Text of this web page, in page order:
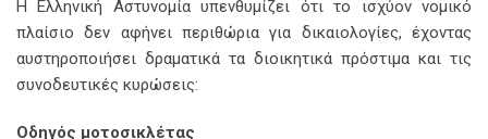
Η Ελληνική Αστυνομία υπενθυμίζει ότι το ισχύον νομικό
πλαίσιο δεν αφήνει περιθώρια για δικαιολογίες, έχοντας
αυστηροποιήσει δραματικά τα διοικητικά πρόστιμα και τις
συνοδευτικές κυρώσεις:
Oδηγός μοτοσικλέτας